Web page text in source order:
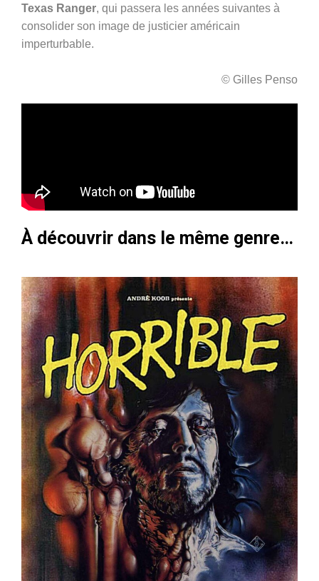
Texas Ranger, qui passera les années suivantes à
consolider son image de justicier américain
imperturbable.
© Gilles Penso
À découvrir dans le même genre…